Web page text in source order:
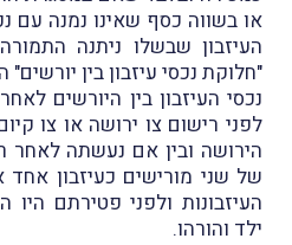
או בשווה כסף שאינו נמנה עם
העיזבון שבשלו ניתנה
"חלוקת נכסי עיזבון בין
נכסי העיזבון בין היורשים
לפני רישום צו ירושה או צו
הירושה ובין אם נעשתה לאחר
של שני מורישים כעיזבון
העיזבונות ולפני פטירתם היו
ילד והורהו.